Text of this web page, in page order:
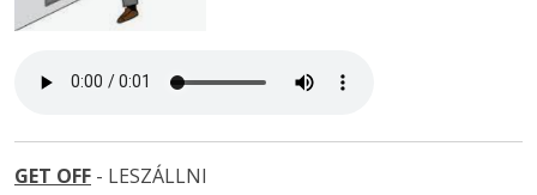
GET OFF - LESZÁLLNI